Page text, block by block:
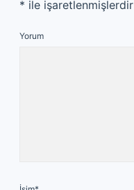
* ile işaretlenmişlerdir
Yorum